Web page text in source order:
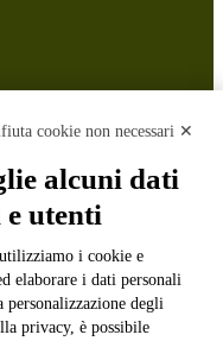
cookie non necessari ✕
alcuni dati
utenti
i cookie e
elaborare i dati personali
personalizzazione degli
privacy, è possibile